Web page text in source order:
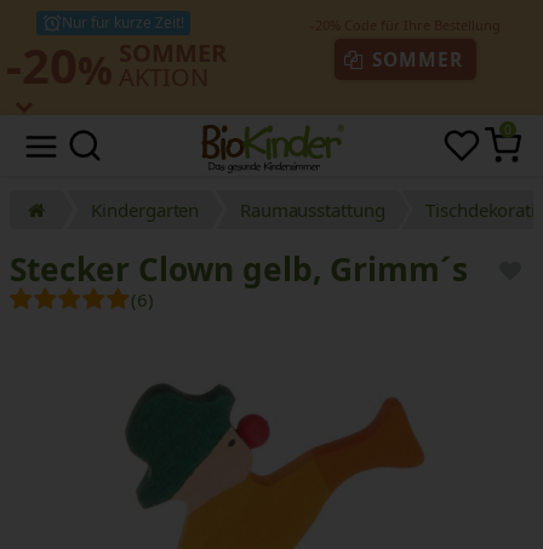
Nur für kurze Zeit!
SOMMER
0
Kindergarten Raumausstattung
Stecker Clown gelb, Grimm´s
(6)